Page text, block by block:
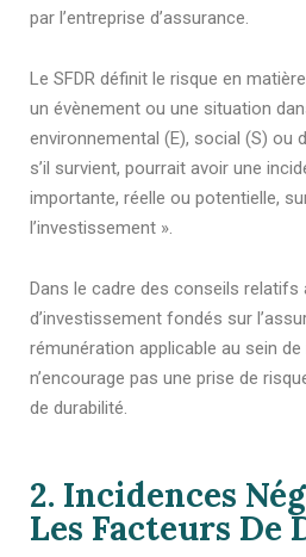
par l’entreprise d’assurance.
Le SFDR définit le risque en
un évènement ou une situation
environnemental (E), social (S) ou
s’il survient, pourrait avoir une
importante, réelle ou potentielle,
l’investissement ».
Dans le cadre des conseils relatifs
d’investissement fondés sur
rémunération applicable au sein
n’encourage pas une prise de
de durabilité.
2. Incidences
Les Facteurs De